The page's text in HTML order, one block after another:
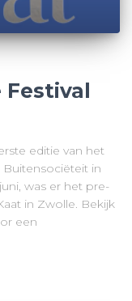
editie van het
Buitensociëteit in
was er het pre-
in Zwolle. Bekijk
een